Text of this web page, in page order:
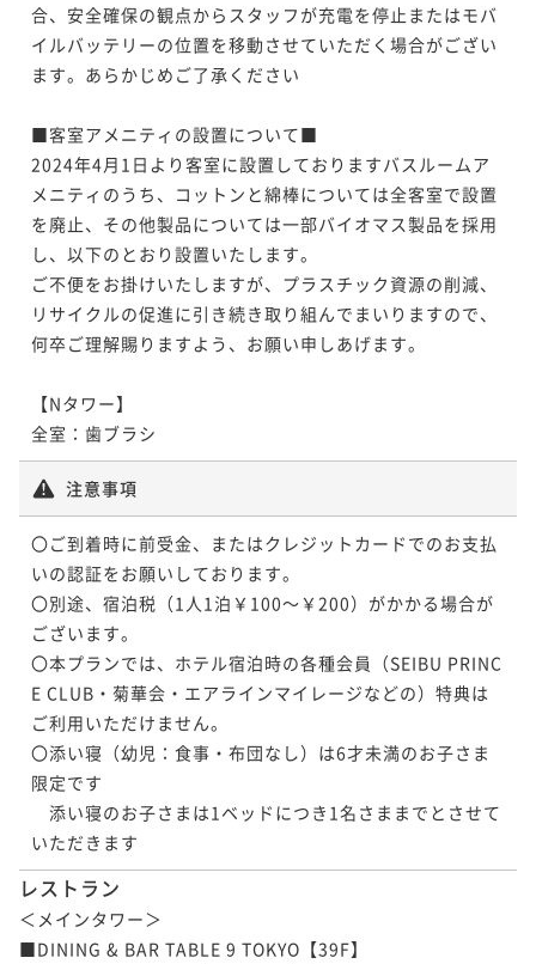
合、安全確保の観点からスタッフが充電を停止またはモバ
イルバッテリーの位置を移動させていただく場合がござい
ます。あらかじめご了承ください
■客室アメニティの設置について■
2024年4月1日より客室に設置しておりますバスルームア
メニティのうち、コットンと綿棒については全客室で設置
を廃止、その他製品については一部バイオマス製品を採用
し、以下のとおり設置いたします。
ご不便をお掛けいたしますが、プラスチック資源の削減、
リサイクルの促進に引き続き取り組んでまいりますので、
何卒ご理解賜りますよう、お願い申しあげます。
【Nタワー】
全室：歯ブラシ
注意事項
〇ご到着時に前受金、またはクレジットカードでのお支払
いの認証をお願いしております。
〇別途、宿泊税（1人1泊￥100～￥200）がかかる場合が
ございます。
〇本プランでは、ホテル宿泊時の各種会員（SEIBU PRINC
E CLUB・菊華会・エアラインマイレージなどの）特典は
ご利用いただけません。
〇添い寝（幼児：食事・布団なし）は6才未満のお子さま
限定です
添い寝のお子さまは1ベッドにつき1名さままでとさせて
いただきます
レストラン
＜メインタワー＞
■DINING & BAR TABLE 9 TOKYO【39F】